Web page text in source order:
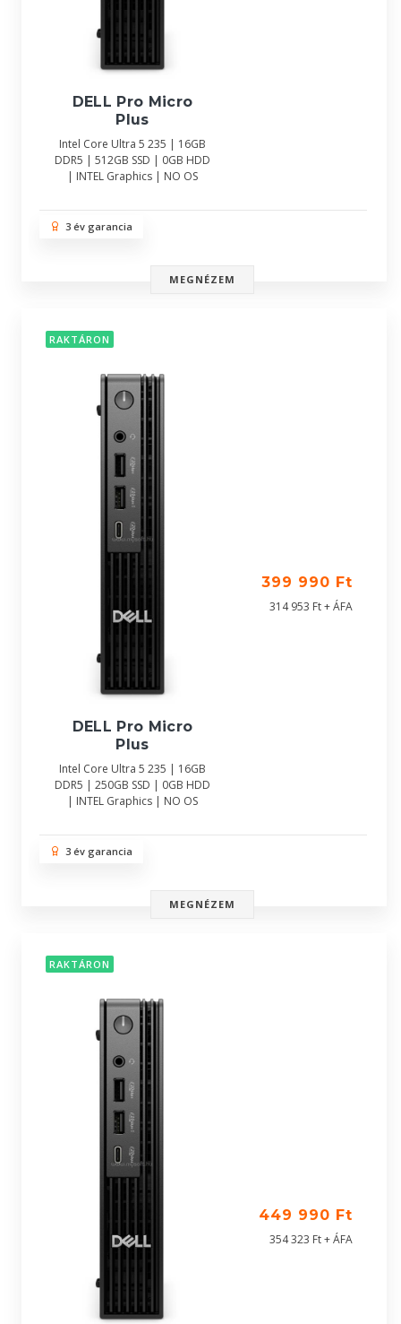
DELL Pro Micro
Plus
Intel Core Ultra 5 235 | 16GB
DDR5 | 512GB SSD | 0GB HDD
| INTEL Graphics | NO OS
3 év garancia
MEGNÉZEM
RAKTÁRON
DELL Pro Micro
Plus
Intel Core Ultra 5 235 | 16GB
DDR5 | 250GB SSD | 0GB HDD
| INTEL Graphics | NO OS
399 990 Ft
314 953 Ft + ÁFA
3 év garancia
MEGNÉZEM
RAKTÁRON
449 990 Ft
354 323 Ft + ÁFA